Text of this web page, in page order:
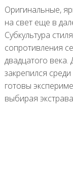
Оригинальные,
на свет еще в
Субкультура
сопротивления
двадцатого
закрепился
готовы
выбирая